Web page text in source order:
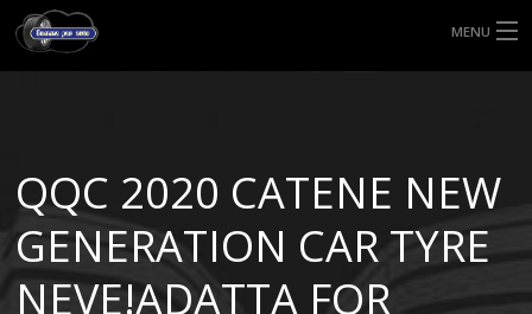
MENU
MISURE GOMME
BLOG
QQC 2020 CATENE NEW
GENERATION CAR TYRE
NEVE!ADATTA FOR